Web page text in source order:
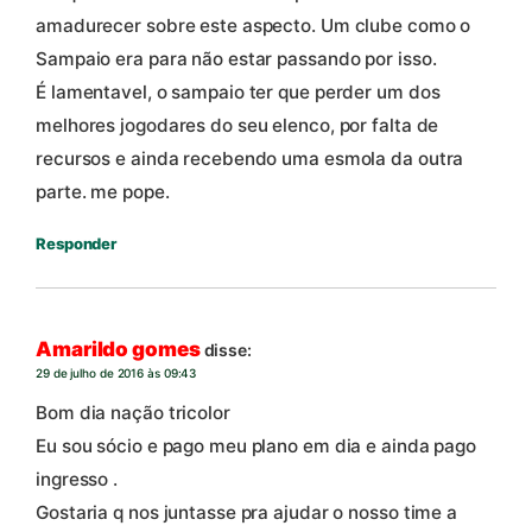
amadurecer sobre este aspecto. Um clube como o
Sampaio era para não estar passando por isso.
É lamentavel, o sampaio ter que perder um dos
melhores jogodares do seu elenco, por falta de
recursos e ainda recebendo uma esmola da outra
parte. me pope.
Responder
Amarildo gomesdisse:
29 de julho de 2016 às 09:43
Bom dia nação tricolor
Eu sou sócio e pago meu plano em dia e ainda pago
ingresso .
Gostaria q nos juntasse pra ajudar o nosso time a